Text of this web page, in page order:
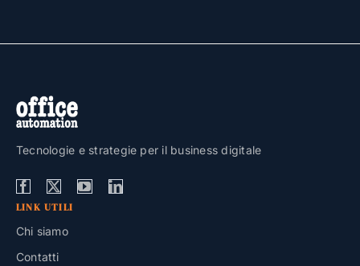
Tecnologie e strategie per il business digitale
LINK UTILI
Chi siamo
Contatti